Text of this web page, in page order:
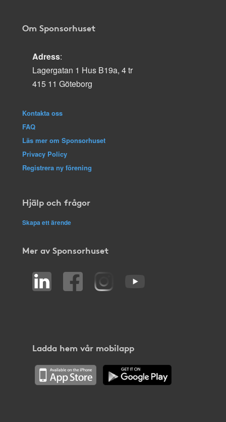
Om Sponsorhuset
Adress:
Lagergatan 1 Hus B19a, 4 tr
415 11 Göteborg
Kontakta oss
FAQ
Läs mer om Sponsorhuset
Privacy Policy
Registrera ny förening
Hjälp och frågor
Skapa ett ärende
Mer av Sponsorhuset
Ladda hem vår mobilapp